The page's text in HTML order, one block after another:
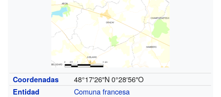
Coordenadas 48°17′26″N 0°28′56″O
Entidad
Comuna francesa